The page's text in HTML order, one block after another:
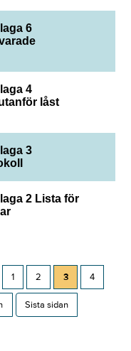
6
4
låst
3
2 Lista för
1 2 3 4
Sista sidan